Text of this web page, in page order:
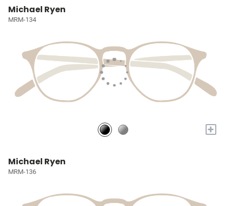
Michael Ryen
MRM-134
+
Michael Ryen
MRM-136